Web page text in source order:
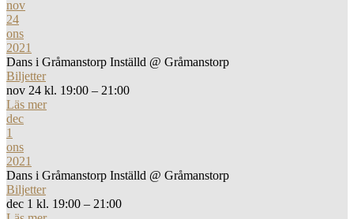
nov
24
ons
2021
Dans i Gråmanstorp Inställd @ Gråmanstorp
Biljetter
nov 24 kl. 19:00 – 21:00
Läs mer
dec
1
ons
2021
Dans i Gråmanstorp Inställd @ Gråmanstorp
Biljetter
dec 1 kl. 19:00 – 21:00